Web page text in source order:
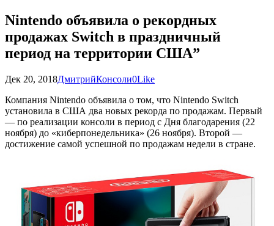
Nintendo объявила о рекордных
продажах Switch в праздничный
период на территории США”
Дек 20, 2018ДмитрийКонсоли0Like
Компания Nintendo объявила о том, что Nintendo Switch
установила в США два новых рекорда по продажам. Первый
— по реализации консоли в период с Дня благодарения (22
ноября) до «киберпонедельника» (26 ноября). Второй —
достижение самой успешной по продажам недели в стране.